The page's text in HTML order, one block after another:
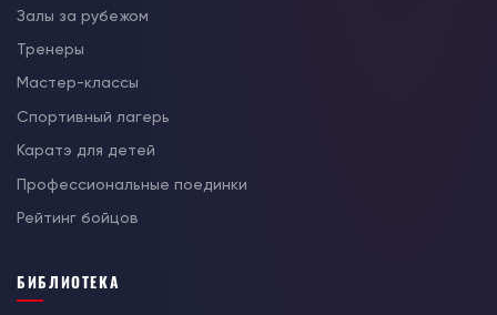
Залы за рубежом
Тренеры
Мастер-классы
Спортивный лагерь
Каратэ для детей
Профессиональные поединки
Рейтинг бойцов
БИБЛИОТЕКА